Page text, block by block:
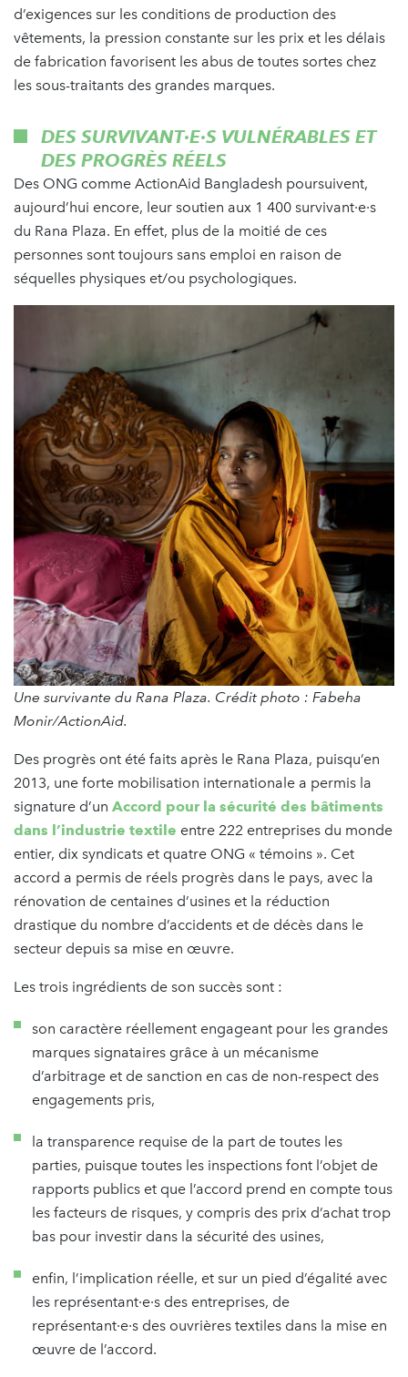
d’exigences sur les conditions de production des
vêtements, la pression constante sur les prix et les délais
de fabrication favorisent les abus de toutes sortes chez
les sous-traitants des grandes marques.
DES SURVIVANT·E·S VULNÉRABLES ET
DES PROGRÈS RÉELS
Des ONG comme ActionAid Bangladesh poursuivent,
aujourd’hui encore, leur soutien aux 1 400 survivant·e·s
du Rana Plaza. En effet, plus de la moitié de ces
personnes sont toujours sans emploi en raison de
séquelles physiques et/ou psychologiques.
Une survivante du Rana Plaza. Crédit photo : Fabeha
Monir/ActionAid.
Des progrès ont été faits après le Rana Plaza, puisqu’en
2013, une forte mobilisation internationale a permis la
signature d’un Accord pour la sécurité des bâtiments
dans l’industrie textile entre 222 entreprises du monde
entier, dix syndicats et quatre ONG « témoins ». Cet
accord a permis de réels progrès dans le pays, avec la
rénovation de centaines d’usines et la réduction
drastique du nombre d’accidents et de décès dans le
secteur depuis sa mise en œuvre.
Les trois ingrédients de son succès sont :
son caractère réellement engageant pour les grandes
marques signataires grâce à un mécanisme
d’arbitrage et de sanction en cas de non-respect des
engagements pris,
la transparence requise de la part de toutes les
parties, puisque toutes les inspections font l’objet de
rapports publics et que l’accord prend en compte tous
les facteurs de risques, y compris des prix d’achat trop
bas pour investir dans la sécurité des usines,
enfin, l’implication réelle, et sur un pied d’égalité avec
les représentant·e·s des entreprises, de
représentant·e·s des ouvrières textiles dans la mise en
œuvre de l’accord.